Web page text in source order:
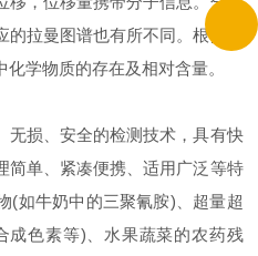
拉曼图谱也有所不同。根据所
学物质的存在及相对含量。
损、安全的检测技术，具有快
简单、紧凑便携、适用广泛等特
(如牛奶中的三聚氰胺)、超量超
成色素等)、水果蔬菜的农药残